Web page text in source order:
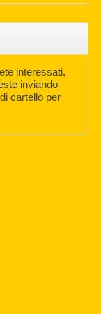
interessati,
inviando
cartello per